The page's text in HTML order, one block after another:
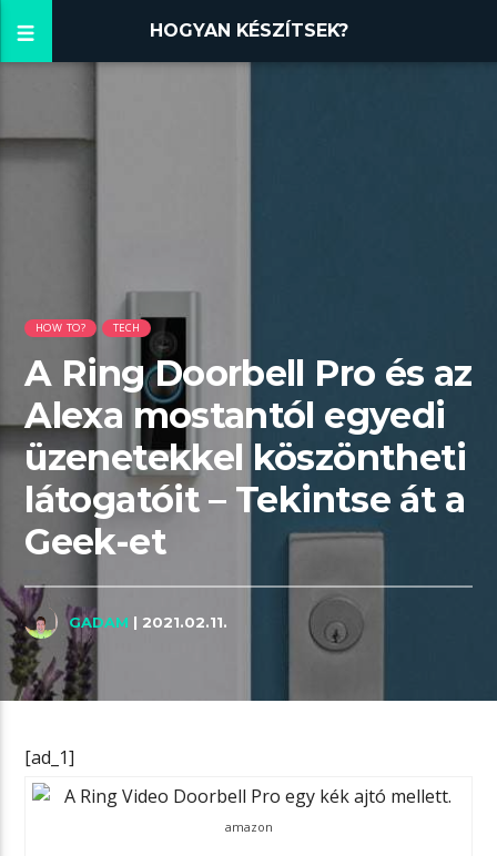
HOGYAN KÉSZÍTSEK?
HOW TO? TECH
A Ring Doorbell Pro és az
Alexa mostantól egyedi
üzenetekkel köszöntheti
látogatóit – Tekintse át a
Geek-et
GADAM | 2021.02.11.
[ad_1]
amazon